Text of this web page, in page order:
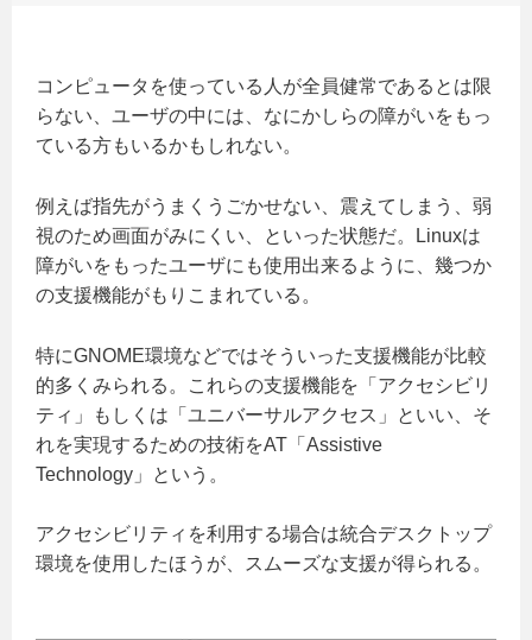
コンピュータを使っている人が全員健常であるとは限
らない、ユーザの中には、なにかしらの障がいをもっ
ている方もいるかもしれない。
例えば指先がうまくうごかせない、震えてしまう、弱
視のため画面がみにくい、といった状態だ。Linuxは
障がいをもったユーザにも使用出来るように、幾つか
の支援機能がもりこまれている。
特にGNOME環境などではそういった支援機能が比較
的多くみられる。これらの支援機能を「アクセシビリ
ティ」もしくは「ユニバーサルアクセス」といい、そ
れを実現するための技術をAT「Assistive
Technology」という。
アクセシビリティを利用する場合は統合デスクトップ
環境を使用したほうが、スムーズな支援が得られる。